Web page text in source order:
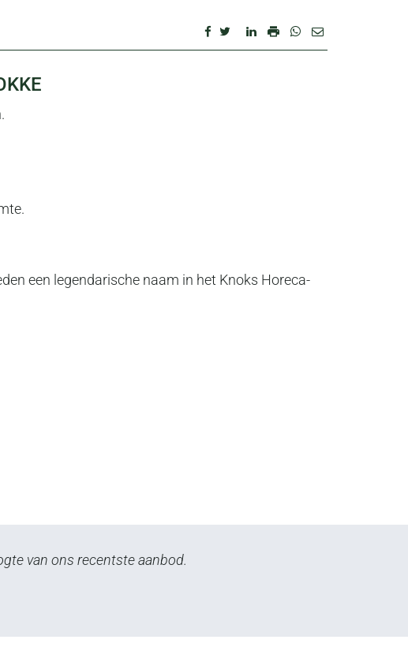
een legendarische naam in het Knoks Horeca-
van ons recentste aanbod.